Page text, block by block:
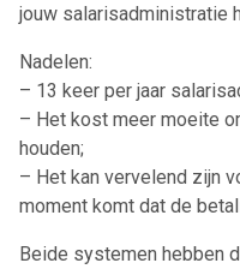
jouw salarisadministratie
Nadelen:
– 13 keer per jaar
– Het kost meer moeite
houden;
– Het kan vervelend zijn
moment komt dat de
Beide systemen hebben
Alerts ontvangen
Alles Ingezonden
Doorzaam
Flexmarkt